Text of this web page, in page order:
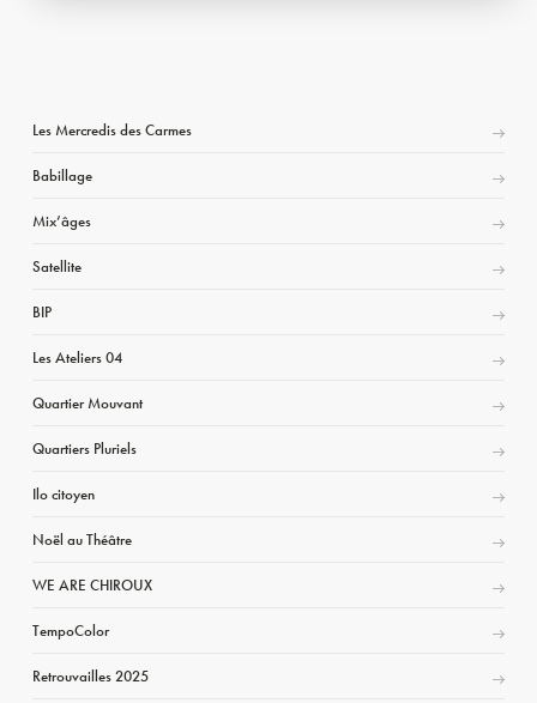
Les Mercredis des Carmes
Babillage
Mix’âges
Satellite
BIP
Les Ateliers 04
Quartier Mouvant
Quartiers Pluriels
Ilo citoyen
Noël au Théâtre
WE ARE CHIROUX
TempoColor
Retrouvailles 2025